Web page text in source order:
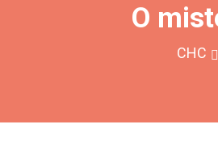
O
CHC